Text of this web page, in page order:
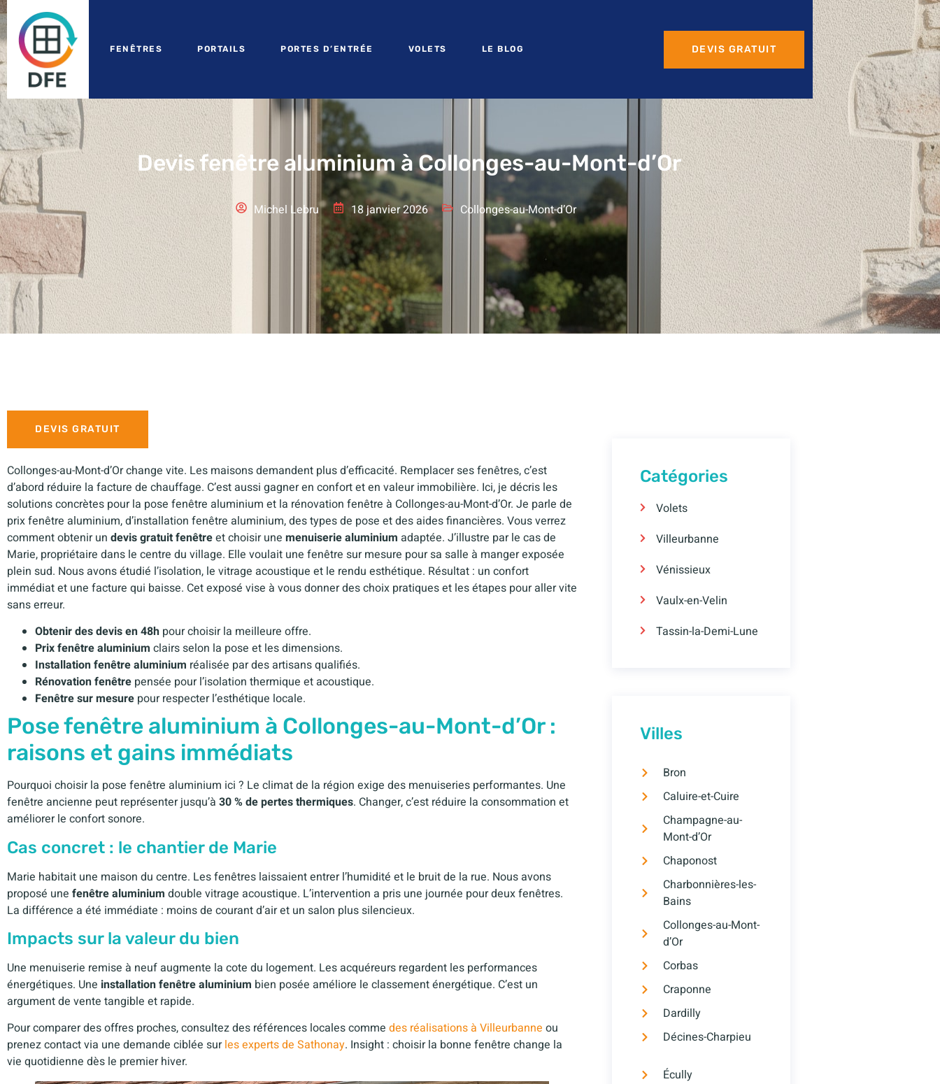
FENÊTRES PORTAILS PORTES D’ENTRÉE VOLETS LE BLOG DEVIS GRATUIT
Devis fenêtre aluminium à Collonges-au-Mont-d’Or
Michel Lebru 18 janvier 2026 Collonges-au-Mont-d’Or
DEVIS GRATUIT
Collonges-au-Mont-d’Or change vite. Les maisons demandent plus d’efficacité. Remplacer ses fenêtres, c’est
d’abord réduire la facture de chauffage. C’est aussi gagner en confort et en valeur immobilière. Ici, je décris les
solutions concrètes pour la pose fenêtre aluminium et la rénovation fenêtre à Collonges-au-Mont-d’Or. Je parle de
prix fenêtre aluminium, d’installation fenêtre aluminium, des types de pose et des aides financières. Vous verrez
comment obtenir un devis gratuit fenêtreet choisir une menuiserie aluminium adaptée. J’illustre par le cas de
Marie, propriétaire dans le centre du village. Elle voulait une fenêtre sur mesure pour sa salle à manger exposée
plein sud. Nous avons étudié l’isolation, le vitrage acoustique et le rendu esthétique. Résultat : un confort
immédiat et une facture qui baisse. Cet exposé vise à vous donner des choix pratiques et les étapes pour aller vite
sans erreur.
Obtenir des devis en 48h pour choisir la meilleure offre.
Prix fenêtre aluminium clairs selon la pose et les dimensions.
Installation fenêtre aluminium réalisée par des artisans qualifiés.
Rénovation fenêtre pensée pour l’isolation thermique et acoustique.
Fenêtre sur mesure pour respecter l’esthétique locale.
Pose fenêtre aluminium à Collonges-au-Mont-d’Or :
raisons et gains immédiats
Pourquoi choisir la pose fenêtre aluminium ici ? Le climat de la région exige des menuiseries performantes. Une
fenêtre ancienne peut représenter jusqu’à 30 % de pertes thermiques. Changer, c’est réduire la consommation et
améliorer le confort sonore.
Cas concret : le chantier de Marie
Marie habitait une maison du centre. Les fenêtres laissaient entrer l’humidité et le bruit de la rue. Nous avons
proposé une fenêtre aluminium double vitrage acoustique. L’intervention a pris une journée pour deux fenêtres.
La différence a été immédiate : moins de courant d’air et un salon plus silencieux.
Impacts sur la valeur du bien
Une menuiserie remise à neuf augmente la cote du logement. Les acquéreurs regardent les performances
énergétiques. Une installation fenêtre aluminium bien posée améliore le classement énergétique. C’est un
argument de vente tangible et rapide.
Pour comparer des offres proches, consultez des références locales comme des réalisations à Villeurbanne ou
prenez contact via une demande ciblée surles experts de Sathonay. Insight : choisir la bonne fenêtre change la
vie quotidienne dès le premier hiver.
Catégories
Volets
Villeurbanne
Vénissieux
Vaulx-en-Velin
Tassin-la-Demi-Lune
Villes
Bron
Caluire-et-Cuire
Champagne-au-
Mont-d’Or
Chaponost
Charbonnières-les-
Bains
Collonges-au-Mont-
d’Or
Corbas
Craponne
Dardilly
Décines-Charpieu
Écully